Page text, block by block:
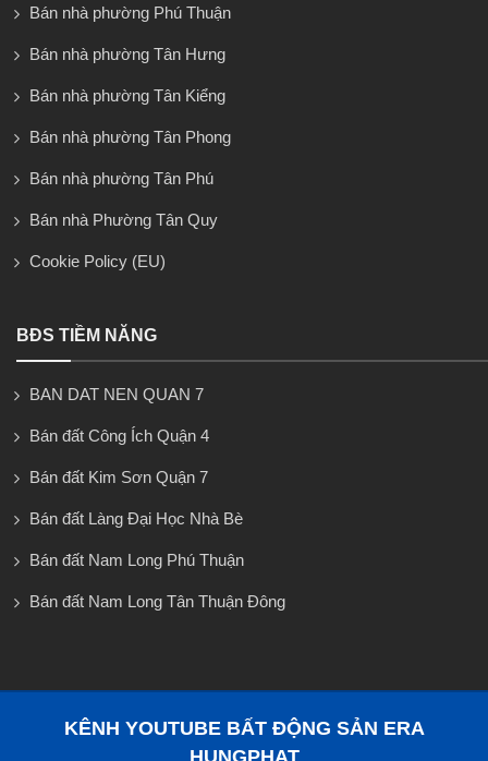
Bán nhà phường Phú Thuận
Bán nhà phường Tân Hưng
Bán nhà phường Tân Kiểng
Bán nhà phường Tân Phong
Bán nhà phường Tân Phú
Bán nhà Phường Tân Quy
Cookie Policy (EU)
BĐS TIỀM NĂNG
BAN DAT NEN QUAN 7
Bán đất Công Ích Quận 4
Bán đất Kim Sơn Quận 7
Bán đất Làng Đại Học Nhà Bè
Bán đất Nam Long Phú Thuận
Bán đất Nam Long Tân Thuận Đông
KÊNH YOUTUBE BẤT ĐỘNG SẢN ERA